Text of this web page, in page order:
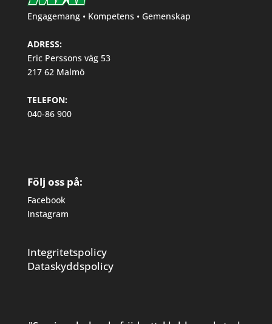
Engagemang • Kompetens • Gemenskap
ADRESS:
Eric Perssons väg 53
217 62 Malmö
TELEFON:
040-86 900
Följ oss på:
Facebook
Instagram
Integritetspolicy
Dataskyddspolicy